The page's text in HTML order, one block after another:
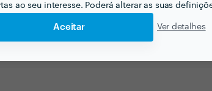
ao seu interesse. Poderá alterar as suas
Aceitar Ver detalhes
um/a Profissional de Excelência. Este perfil obteve a
Zaask em